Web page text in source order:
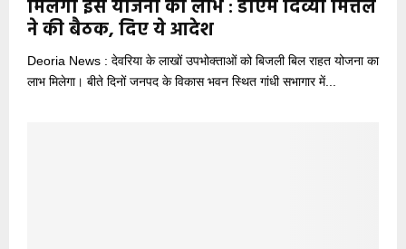
मिलेगा इस योजना का लाभ : डीएम दिव्या मित्तल
ने की बैठक, दिए ये आदेश
Deoria News : देवरिया के लाखों उपभोक्ताओं को बिजली बिल राहत योजना का
लाभ मिलेगा। बीते दिनों जनपद के विकास भवन स्थित गांधी सभागार में...